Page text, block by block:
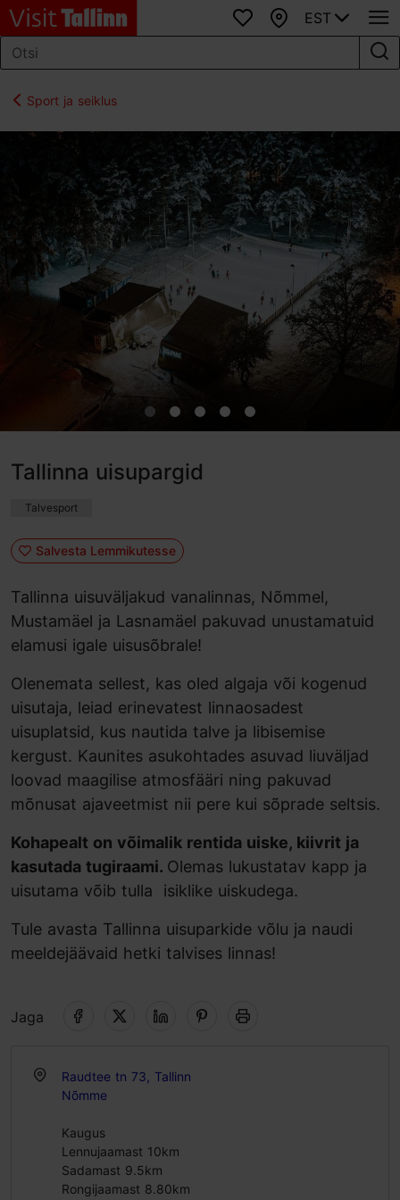
Lemmikud
Kaart
EST
Sport ja seiklus
Tallinna uisupargid
Talvesport
Salvesta Lemmikutesse
Tallinna uisuväljakud vanalinnas, Nõmmel,
Mustamäel ja Lasnamäel pakuvad unustamatuid
elamusi igale uisusõbrale!
Olenemata sellest, kas oled algaja või kogenud
uisutaja, leiad erinevatest linnaosadest
uisuplatsid, kus nautida talve ja libisemise
kergust. Kaunites asukohtades asuvad liuväljad
loovad maagilise atmosfääri ning pakuvad
mõnusat ajaveetmist nii pere kui sõprade seltsis.
Kohapealt on võimalik rentida uiske, kiivrit ja
kasutada tugiraami. Olemas lukustatav kapp ja
uisutama võib tulla isiklike uiskudega.
Tule avasta Tallinna uisuparkide võlu ja naudi
meeldejäävaid hetki talvises linnas!
Jaga
Raudtee tn 73, Tallinn
Nõmme
Kaugus
Lennujaamast 10km
Sadamast 9.5km
Rongijaamast 8.80km